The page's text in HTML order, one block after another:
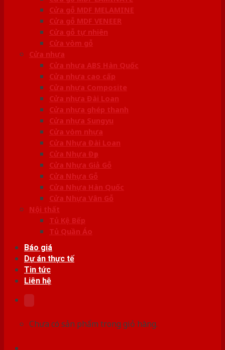
Cửa gỗ MDF MELAMINE
Cửa gỗ MDF VENEER
Cửa gỗ tự nhiên
Cửa vòm gỗ
Cửa nhựa
Cửa nhựa ABS Hàn Quốc
Cửa nhựa cao cấp
Cửa nhựa Composite
Cửa nhựa Đài Loan
Cửa nhựa ghép thanh
Cửa nhựa Sungyu
Cửa vòm nhựa
Cửa Nhựa Đài Loan
Cửa Nhựa Đẹp
Cửa Nhựa Giả Gỗ
Cửa Nhựa Gỗ
Cửa Nhựa Hàn Quốc
Cửa Nhựa Vân Gỗ
Nội thất
Tủ Kệ Bếp
Tủ Quần Áo
Báo giá
Dự án thực tế
Tin tức
Liên hệ
Chưa có sản phẩm trong giỏ hàng.